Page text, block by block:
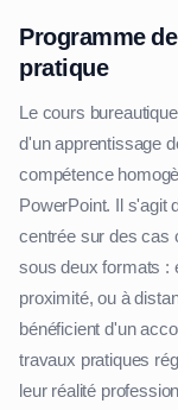
Programme
pratique
Le cours
d'un apprentissage
compétence
PowerPoint. Il s'agit
centrée sur des cas
sous deux formats :
proximité, ou à
bénéficient d'un
travaux pratiques
leur réalité